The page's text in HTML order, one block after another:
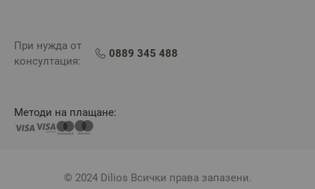
При нужда от
консултация:
0889 345 488
Методи на плащане:
© 2024 Dilios Всички права запазени.